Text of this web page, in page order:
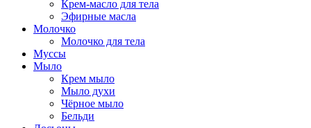
Крем-масло для тела
Эфирные масла
Молочко
Молочко для тела
Муссы
Мыло
Крем мыло
Мыло духи
Чёрное мыло
Бельди